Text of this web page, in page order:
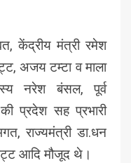
केंद्रीय मंत्री रमेश
अजय टम्टा व माला
नरेश बंसल, पूर्व
प्रदेश सह प्रभारी
राज्यमंत्री डा.धन
आदि मौजूद थे।